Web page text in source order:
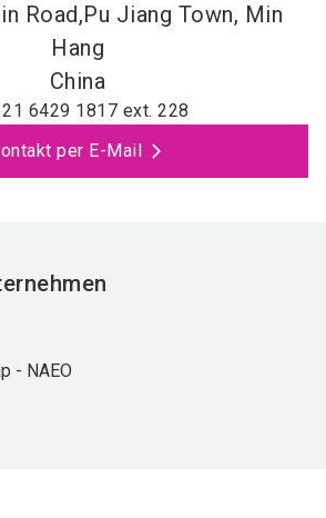
Road,Pu Jiang Town, Min
Hang
China
6429 1817 ext. 228
per E-Mail
- NAEO